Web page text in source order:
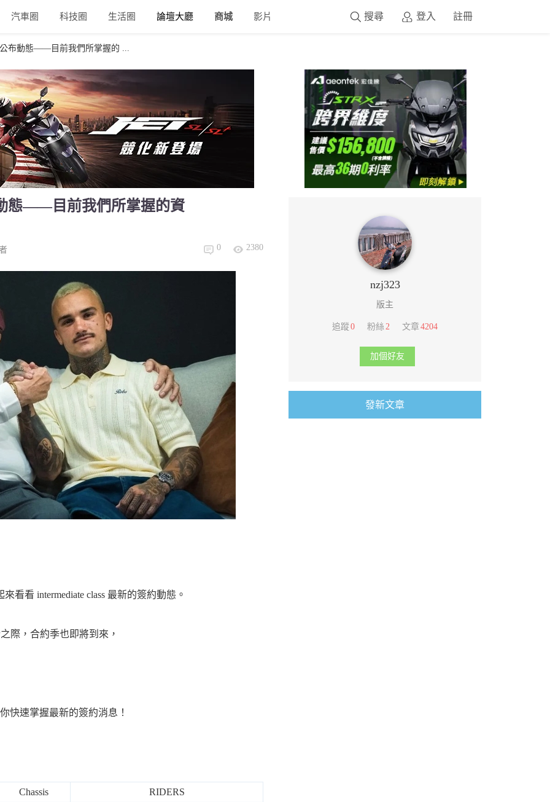
汽車圈 科技圈 生活圈 論壇大廳 商城 影片 登入 註冊
搜尋
布動態——目前我們所掌握的 ...
態——目前我們所掌握的資
0 2380
看看 intermediate class 最新的簽約動態。
際，合約季也即將到來，
快速掌握最新的簽約消息！
Chassis RIDERS
nzj323
版主
追蹤0 粉絲 2 文章4204
加個好友
發新文章